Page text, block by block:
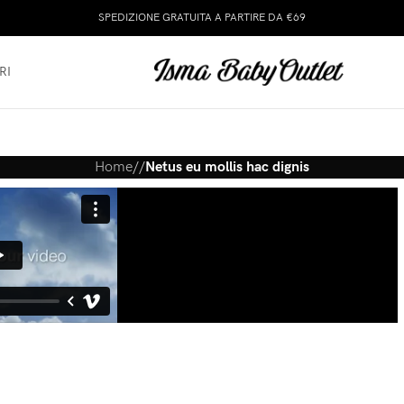
SPEDIZIONE GRATUITA A PARTIRE DA €69
Home//Netus eu mollis hac dignis